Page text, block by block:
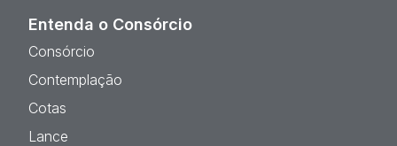
Entenda o Consórcio
Consórcio
Contemplação
Cotas
Lance